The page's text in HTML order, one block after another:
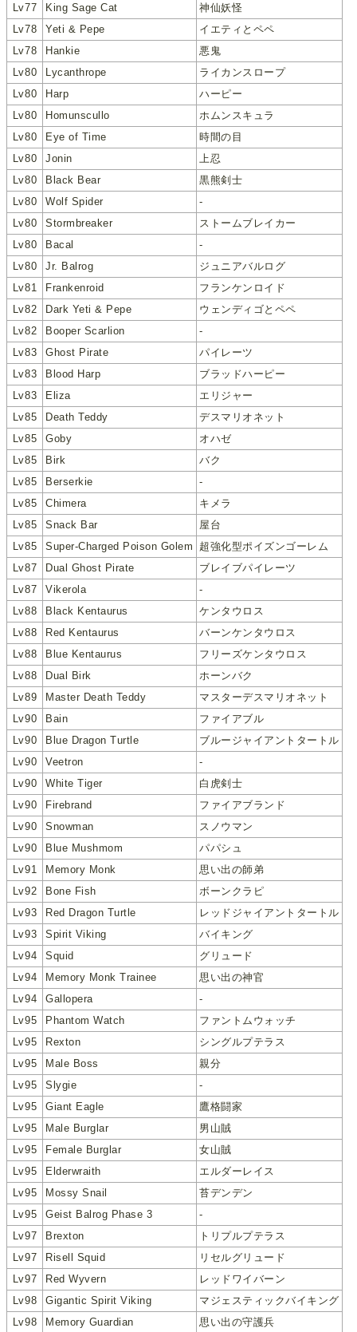
Lv77
King Sage Cat
神仙妖怪
Lv78
Yeti & Pepe
イエティとペペ
Lv78
Hankie
悪鬼
Lv80
Lycanthrope
ライカンスロープ
Lv80
Harp
ハーピー
Lv80
Homunscullo
ホムンスキュラ
Lv80
Eye of Time
時間の目
Lv80
Jonin
上忍
Lv80
Black Bear
黒熊剣士
Lv80
Wolf Spider
-
Lv80
Stormbreaker
ストームブレイカー
Lv80
Bacal
-
Lv80
Jr. Balrog
ジュニアバルログ
Lv81
Frankenroid
フランケンロイド
Lv82
Dark Yeti & Pepe
ウェンディゴとペペ
Lv82
Booper Scarlion
-
Lv83
Ghost Pirate
パイレーツ
Lv83
Blood Harp
ブラッドハーピー
Lv83
Eliza
エリジャー
Lv85
Death Teddy
デスマリオネット
Lv85
Goby
オハゼ
Lv85
Birk
バク
Lv85
Berserkie
-
Lv85
Chimera
キメラ
Lv85
Snack Bar
屋台
Lv85
Super-Charged Poison Golem
超強化型ポイズンゴーレム
Lv87
Dual Ghost Pirate
ブレイブパイレーツ
Lv87
Vikerola
-
Lv88
Black Kentaurus
ケンタウロス
Lv88
Red Kentaurus
バーンケンタウロス
Lv88
Blue Kentaurus
フリーズケンタウロス
Lv88
Dual Birk
ホーンバク
Lv89
Master Death Teddy
マスターデスマリオネット
Lv90
Bain
ファイアブル
Lv90
Blue Dragon Turtle
ブルージャイアントタートル
Lv90
Veetron
-
Lv90
White Tiger
白虎剣士
Lv90
Firebrand
ファイアブランド
Lv90
Snowman
スノウマン
Lv90
Blue Mushmom
パパシュ
Lv91
Memory Monk
思い出の師弟
Lv92
Bone Fish
ボーンクラピ
Lv93
Red Dragon Turtle
レッドジャイアントタートル
Lv93
Spirit Viking
バイキング
Lv94
Squid
グリュード
Lv94
Memory Monk Trainee
思い出の神官
Lv94
Gallopera
-
Lv95
Phantom Watch
ファントムウォッチ
Lv95
Rexton
シングルプテラス
Lv95
Male Boss
親分
Lv95
Slygie
-
Lv95
Giant Eagle
鷹格闘家
Lv95
Male Burglar
男山賊
Lv95
Female Burglar
女山賊
Lv95
Elderwraith
エルダーレイス
Lv95
Mossy Snail
苔デンデン
Lv95
Geist Balrog Phase 3
-
Lv97
Brexton
トリプルプテラス
Lv97
Risell Squid
リセルグリュード
Lv97
Red Wyvern
レッドワイバーン
Lv98
Gigantic Spirit Viking
マジェスティックバイキング
Lv98
Memory Guardian 思い出の守護兵